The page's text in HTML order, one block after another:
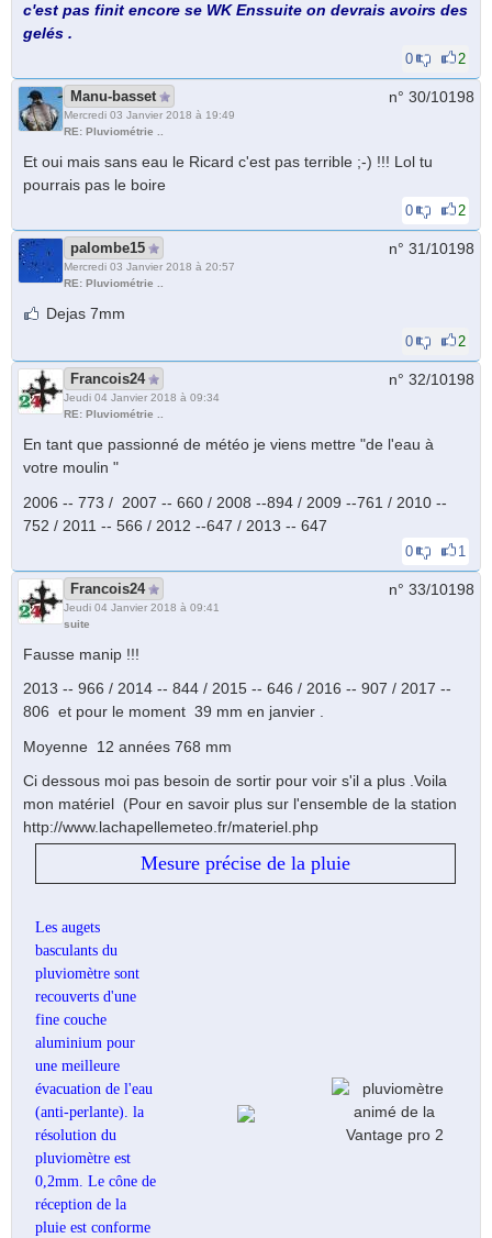
c'est pas finit encore se WK Enssuite on devrais avoirs des
gelés .
0 2
Manu-basset
Mercredi 03 Janvier 2018 à 19:49
RE: Pluviométrie ..
n° 30/10198
Et oui mais sans eau le Ricard c'est pas terrible ;-) !!! Lol tu
pourrais pas le boire
0 2
palombe15
Mercredi 03 Janvier 2018 à 20:57
RE: Pluviométrie ..
n° 31/10198
Dejas 7mm
0 2
Francois24
Jeudi 04 Janvier 2018 à 09:34
RE: Pluviométrie ..
n° 32/10198
En tant que passionné de météo je viens mettre "de l'eau à
votre moulin "
2006 -- 773 / 2007 -- 660 / 2008 --894 / 2009 --761 / 2010 --
752 / 2011 -- 566 / 2012 --647 / 2013 -- 647
0 1
Francois24
Jeudi 04 Janvier 2018 à 09:41
suite
n° 33/10198
Fausse manip !!!
2013 -- 966 / 2014 -- 844 / 2015 -- 646 / 2016 -- 907 / 2017 --
806 et pour le moment 39 mm en janvier .
Moyenne 12 années 768 mm
Ci dessous moi pas besoin de sortir pour voir s'il a plus .Voila
mon matériel (Pour en savoir plus sur l'ensemble de la station
http://www.lachapellemeteo.fr/materiel.php
Mesure précise de la pluie
Les augets
basculants du
pluviomètre sont
recouverts d'une
fine couche
aluminium pour
une meilleure
évacuation de l'eau
(anti-perlante). la
résolution du
pluviomètre est
0,2mm. Le cône de
réception de la
pluie est conforme